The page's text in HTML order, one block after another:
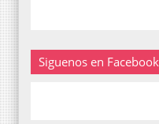
Siguenos en Facebook